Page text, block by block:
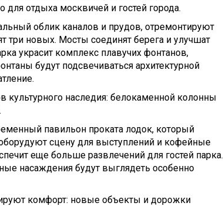
отдыха москвичей и гостей города.
облик каналов и прудов, отремонтируют
три новых. Мосты соединят берега и улучшат
украсит комплекс плавучих фонтанов,
будут подсвечиваться архитектурной
наследия: белокаменной колонны
павильон проката лодок, который
сцену для выступлений и кофейные
еще больше развлечений для гостей парка.
насаждения будут выглядеть особенно
комфорт: новые объекты и дорожки